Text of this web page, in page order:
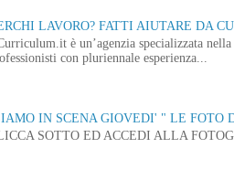
LAVORO? FATTI AIUTARE DA
è un’agenzia specializzata
con pluriennale esperienza...
IN SCENA GIOVEDI' " LE FOTO
SOTTO ED ACCEDI ALLA